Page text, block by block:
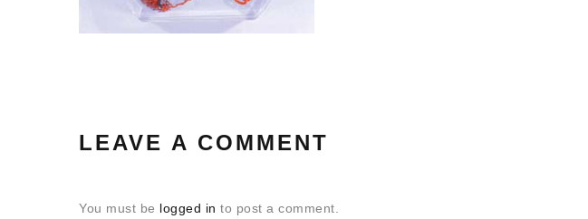
LEAVE A COMMENT
You must be logged in to post a comment.